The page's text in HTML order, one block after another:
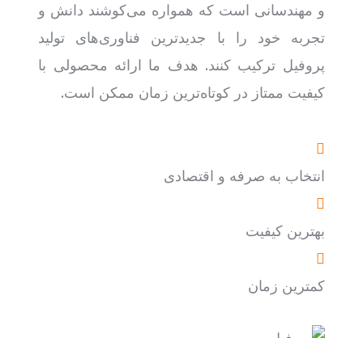
و مهندسانی است که همواره می‌کوشند دانش و
تجربه خود را با جدیدترین فناوری‌های تولید
پروفیل ترکیب کنند. هدف ما ارائه محصولی با
کیفیت ممتاز در کوتاه‌ترین زمان ممکن است.
انتخاب به صرفه و اقتصادی
بهترین کیفیت
کمترین زمان